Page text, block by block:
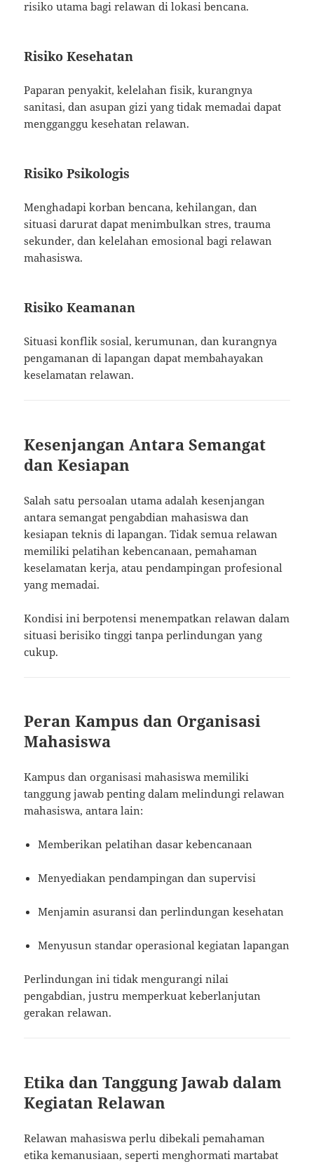
risiko utama bagi relawan di lokasi bencana.
Risiko Kesehatan
Paparan penyakit, kelelahan fisik, kurangnya
sanitasi, dan asupan gizi yang tidak memadai dapat
mengganggu kesehatan relawan.
Risiko Psikologis
Menghadapi korban bencana, kehilangan, dan
situasi darurat dapat menimbulkan stres, trauma
sekunder, dan kelelahan emosional bagi relawan
mahasiswa.
Risiko Keamanan
Situasi konflik sosial, kerumunan, dan kurangnya
pengamanan di lapangan dapat membahayakan
keselamatan relawan.
Kesenjangan Antara Semangat
dan Kesiapan
Salah satu persoalan utama adalah kesenjangan
antara semangat pengabdian mahasiswa dan
kesiapan teknis di lapangan. Tidak semua relawan
memiliki pelatihan kebencanaan, pemahaman
keselamatan kerja, atau pendampingan profesional
yang memadai.
Kondisi ini berpotensi menempatkan relawan dalam
situasi berisiko tinggi tanpa perlindungan yang
cukup.
Peran Kampus dan Organisasi
Mahasiswa
Kampus dan organisasi mahasiswa memiliki
tanggung jawab penting dalam melindungi relawan
mahasiswa, antara lain:
Memberikan pelatihan dasar kebencanaan
Menyediakan pendampingan dan supervisi
Menjamin asuransi dan perlindungan kesehatan
Menyusun standar operasional kegiatan lapangan
Perlindungan ini tidak mengurangi nilai
pengabdian, justru memperkuat keberlanjutan
gerakan relawan.
Etika dan Tanggung Jawab dalam
Kegiatan Relawan
Relawan mahasiswa perlu dibekali pemahaman
etika kemanusiaan, seperti menghormati martabat